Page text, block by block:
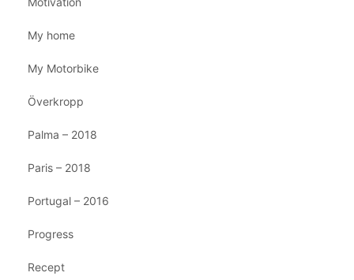
My home
My Motorbike
Överkropp
Palma – 2018
Paris – 2018
Portugal – 2016
Progress
Recept